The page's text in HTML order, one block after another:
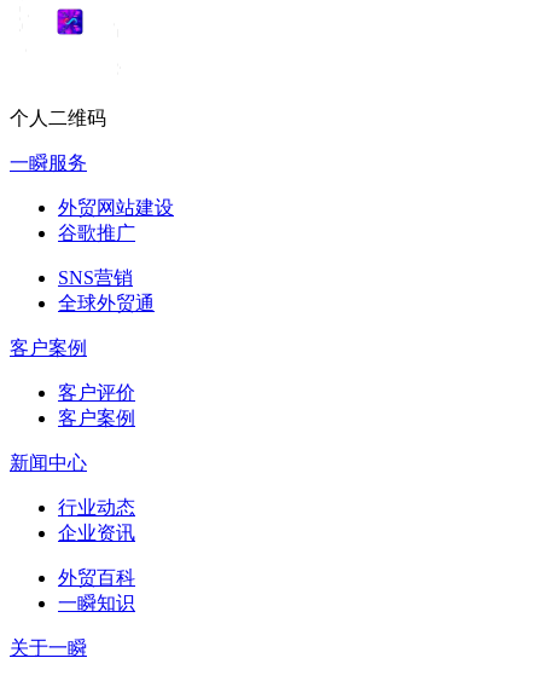
个人二维码
一瞬服务
外贸网站建设
谷歌推广
SNS营销
全球外贸通
客户案例
客户评价
客户案例
新闻中心
行业动态
企业资讯
外贸百科
一瞬知识
关于一瞬